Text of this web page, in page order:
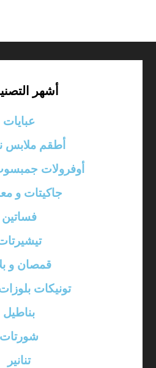
أشهر
عبايات
أطقم ملابس
أوفرولات
جاكيتات و
فساتين
قمصان و
تونيكات
بناطيل
شورتات
تنانير